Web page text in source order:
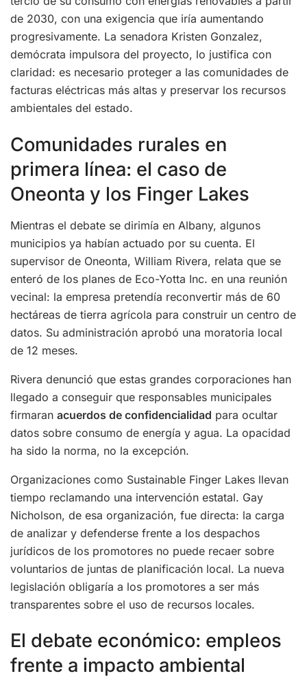
de 2030, con una exigencia que iría aumentando
progresivamente. La senadora Kristen Gonzalez,
demócrata impulsora del proyecto, lo justifica con
claridad: es necesario proteger a las comunidades de
facturas eléctricas más altas y preservar los recursos
ambientales del estado.
Comunidades rurales en
primera línea: el caso de
Oneonta y los Finger Lakes
Mientras el debate se dirimía en Albany, algunos
municipios ya habían actuado por su cuenta. El
supervisor de Oneonta, William Rivera, relata que se
enteró de los planes de Eco-Yotta Inc. en una reunión
vecinal: la empresa pretendía reconvertir más de 60
hectáreas de tierra agrícola para construir un centro de
datos. Su administración aprobó una moratoria local
de 12 meses.
Rivera denunció que estas grandes corporaciones han
llegado a conseguir que responsables municipales
firmaran acuerdos de confidencialidad para ocultar
datos sobre consumo de energía y agua. La opacidad
ha sido la norma, no la excepción.
Organizaciones como Sustainable Finger Lakes llevan
tiempo reclamando una intervención estatal. Gay
Nicholson, de esa organización, fue directa: la carga
de analizar y defenderse frente a los despachos
jurídicos de los promotores no puede recaer sobre
voluntarios de juntas de planificación local. La nueva
legislación obligaría a los promotores a ser más
transparentes sobre el uso de recursos locales.
El debate económico: empleos
frente a impacto ambiental